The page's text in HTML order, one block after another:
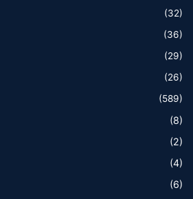
(32)
(36)
(29)
(26)
(589)
(8)
(2)
(4)
(6)